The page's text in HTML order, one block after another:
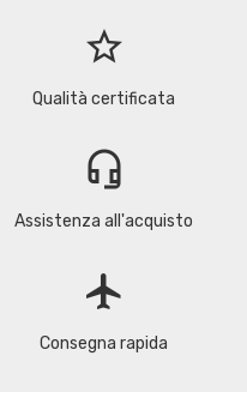
star_border
Qualità certificata
headset_mic
Assistenza all'acquisto
flight
Consegna rapida